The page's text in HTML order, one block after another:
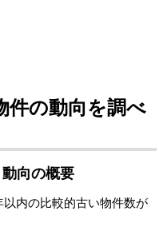
件の動向を調べ
向の概要
内の比較的古い物件数が